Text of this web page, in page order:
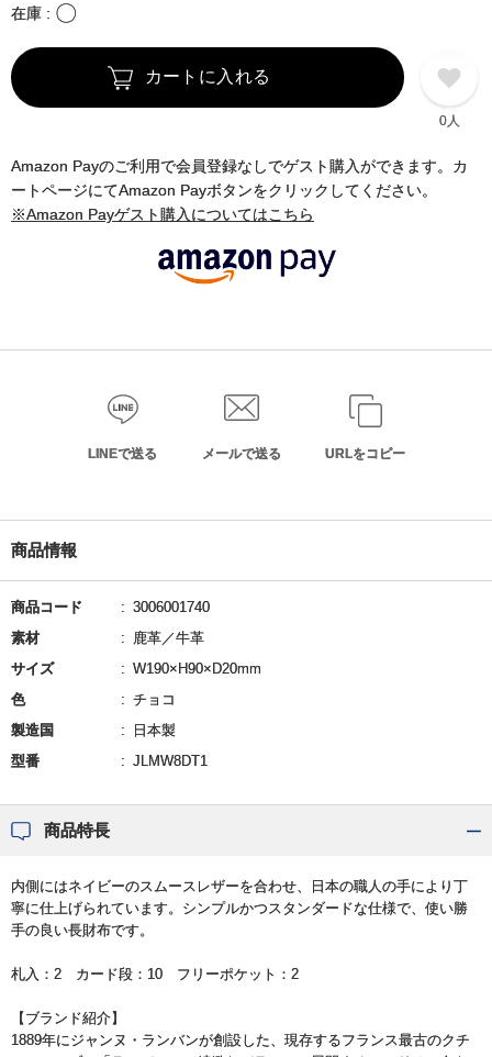
在庫 〇
カートに入れる
0人
Amazon Payのご利用で会員登録なしでゲスト購入ができます。カ
ートページにてAmazon Payボタンをクリックしてください。
※Amazon Payゲスト購入についてはこちら
LINEで送る メールで送る URLをコピー
商品情報
商品コード
3006001740
素材
鹿革／牛革
サイズ
W190×H90×D20mm
色
チョコ
製造国
日本製
型番
JLMW8DT1
商品特長
内側にはネイビーのスムースレザーを合わせ、日本の職人の手により丁
寧に仕上げられています。シンプルかつスタンダードな仕様で、使い勝
手の良い長財布です。
札入：2 カード段：10 フリーポケット：2
【ブランド紹介】
1889年にジャンヌ・ランバンが創設した、現存するフランス最古のクチ